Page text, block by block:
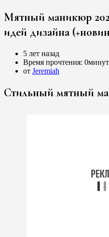
Мятный маникюр
идей дизайна
5 лет назад
Время прочтения:
от Jeremiah
Стильный мятный